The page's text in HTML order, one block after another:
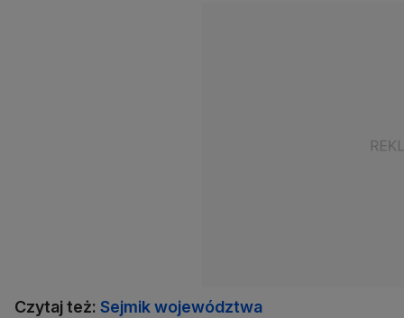
Czytaj też: Sejmik województwa